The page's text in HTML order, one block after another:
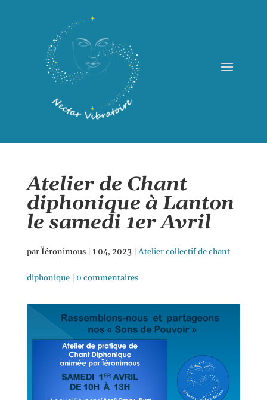
Atelier de Chant
diphonique à Lanton
le samedi 1er Avril
parÏéronimous| 1 04, 2023| Atelier collectif de chant
diphonique| 0 commentaires